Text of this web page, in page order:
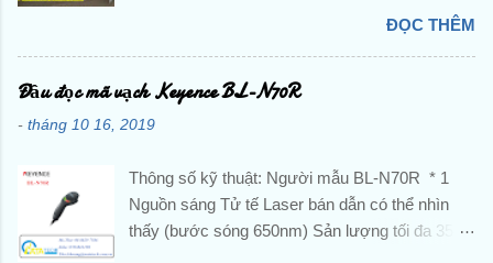
Chinh Hang, Nhap Khau, Gia Tot, PLC, BienTan,
Cam Bien, Sensor, Bo Dieu Khien, Dong Co,
Servo, Bo Giam Toc, Dau Do, Khoi Mo Rong,
Role, Khoi Dong Tu, Bo Mach, Contactor, CB,
Cau Dao, Van Dien Tu, Co Khi, Khi Nen, Xi
Omron, Norgren, Keyence, Hitachi, Festo, IFM,
Beckhoff, SMC, Sun...
Cung cấp hiệu điện thế 8 → 30 V dc Đường
kính trục 10 mm Đánh giá IP IP65 Chiều rộng
tổng thể 58 Dia.mm Nhiệt độ hoạt động tối thiểu
-40 ° C Nhiệt độ hoạt động tối đa + 85 ° C Kiểu
lắp Kẹp mặt bích Loạt EIL580 Chuyển đổi
kHz Kiểu kết nối Đầu nối mặt bích M23 HÌNH
ẢNH : ☘ ️ ☘ ️ Để được tư vấn và hỗ trợ liên hệ
ngay ☘ ️ ☘ ️ : CÔNG TY TNHH NATATECH -
ĐỌC THÊM
Đầu đọc mã vạch Keyence BL-N70R
- tháng 10 16, 2019
Thông số kỹ thuật: Người mẫu BL-N70R * 1
Nguồn sáng Tử tế Laser bán dẫn có thể nhìn
thấy (bước sóng 650nm) Sản lượng tối đa 350